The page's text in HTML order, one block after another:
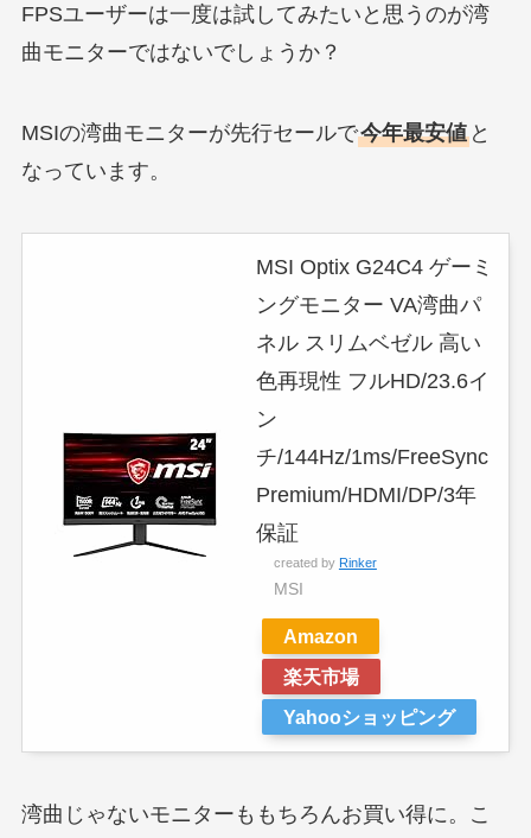
FPSユーザーは一度は試してみたいと思うのが湾
曲モニターではないでしょうか？
MSIの湾曲モニターが先行セールで今年最安値と
なっています。
MSI Optix G24C4 ゲーミ
ングモニター VA湾曲パ
ネル スリムベゼル 高い
色再現性 フルHD/23.6イ
ン
チ/144Hz/1ms/FreeSync
Premium/HDMI/DP/3年
保証
created by Rinker
MSI
Amazon
楽天市場
Yahooショッピング
湾曲じゃないモニターももちろんお買い得に。こ